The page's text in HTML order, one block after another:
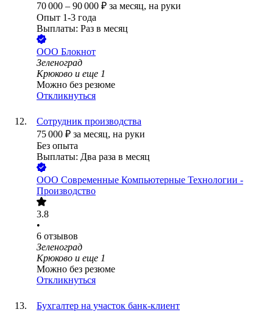
70 000 – 90 000 ₽ за месяц, на руки
Опыт 1-3 года
Выплаты: Раз в месяц
ООО Блокнот
Зеленоград
Крюково и еще 1
Можно без резюме
Откликнуться
Сотрудник производства
75 000 ₽ за месяц, на руки
Без опыта
Выплаты: Два раза в месяц
ООО Современные Компьютерные Технологии -
Производство
3.8
•
6 отзывов
Зеленоград
Крюково и еще 1
Можно без резюме
Откликнуться
Бухгалтер на участок банк-клиент